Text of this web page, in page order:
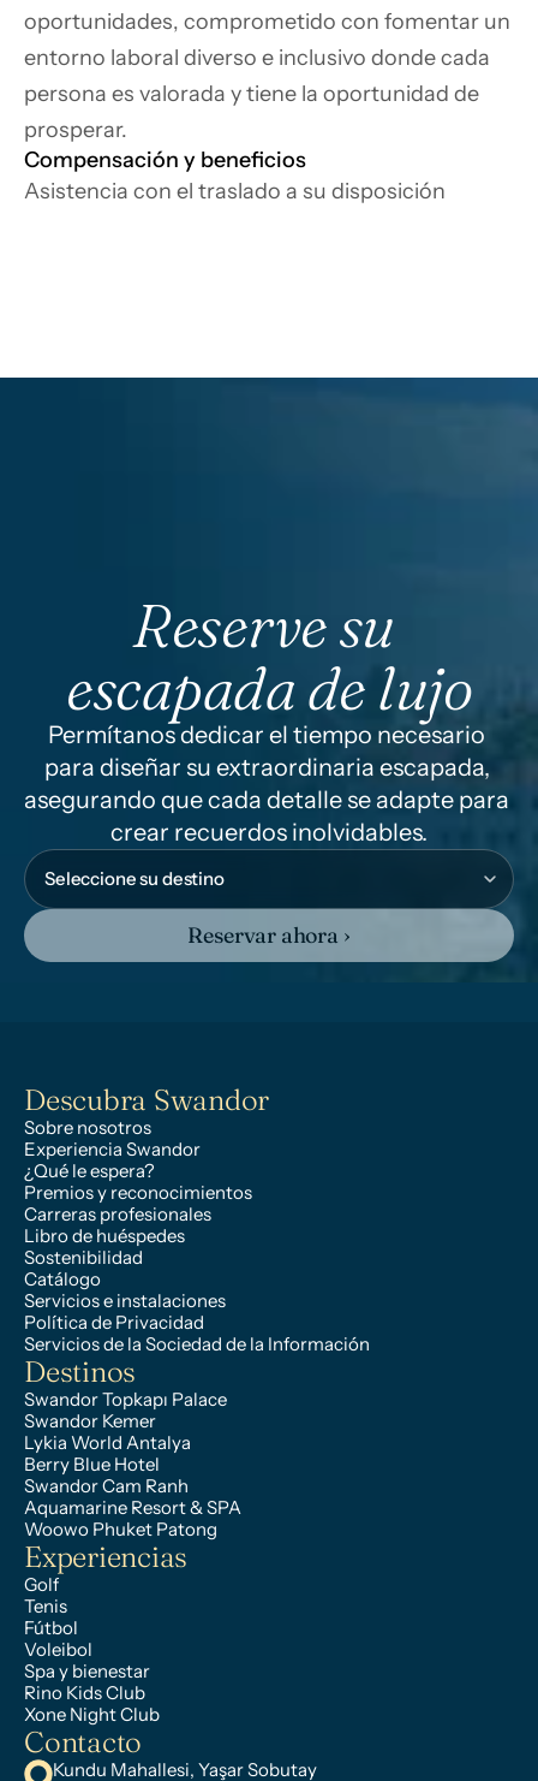
oportunidades, comprometido con fomentar un
entorno laboral diverso e inclusivo donde cada
persona es valorada y tiene la oportunidad de
prosperar.
Compensación y beneficios
Asistencia con el traslado a su disposición
Reserve su
escapada de lujo
Permítanos dedicar el tiempo necesario
para diseñar su extraordinaria escapada,
asegurando que cada detalle se adapte para
crear recuerdos inolvidables.
Reservar ahora ›
Descubra Swandor
Sobre nosotros
Experiencia Swandor
¿Qué le espera?
Premios y reconocimientos
Carreras profesionales
Libro de huéspedes
Sostenibilidad
Catálogo
Servicios e instalaciones
Política de Privacidad
Servicios de la Sociedad de la Información
Destinos
Swandor Topkapı Palace
Swandor Kemer
Lykia World Antalya
Berry Blue Hotel
Swandor Cam Ranh
Aquamarine Resort & SPA
Woowo Phuket Patong
Experiencias
Golf
Tenis
Fútbol
Voleibol
Spa y bienestar
Rino Kids Club
Xone Night Club
Contacto
Kundu Mahallesi, Yaşar Sobutay